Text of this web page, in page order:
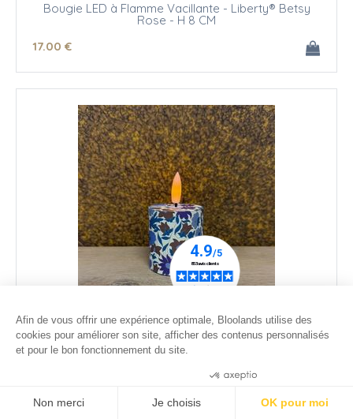
Bougie LED à Flamme Vacillante - Liberty® Betsy
Rose - H 8 CM
17.00 €
Bougie LED à Flamme Vacillante - Liberty® Betsy
Bleu - H 8 CM
Afin de vous offrir une expérience optimale, Bloolands utilise des
cookies pour améliorer son site, afficher des contenus personnalisés
et pour le bon fonctionnement du site.
Non merci Je choisis OK pour moi